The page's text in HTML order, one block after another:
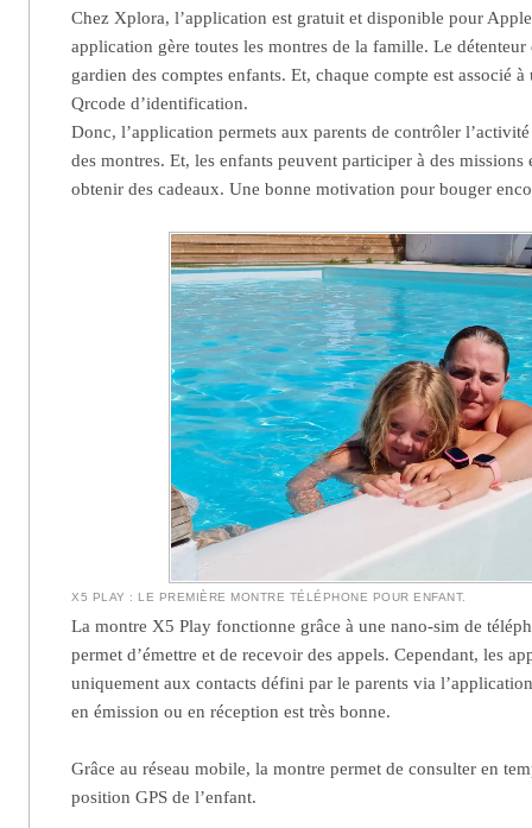
Chez Xplora, l’application est gratuit et disponible pour
application gère toutes les montres de la famille. Le
gardien des comptes enfants. Et, chaque compte est associé
Qrcode d’identification.
Donc, l’application permets aux parents de contrôler
des montres. Et, les enfants peuvent participer à des
obtenir des cadeaux. Une bonne motivation pour bouger
X5 PLAY : LE PREMIÈRE MONTRE TÉLÉPHONE POUR ENFANT.
La montre X5 Play fonctionne grâce à une nano-sim de
permet d’émettre et de recevoir des appels. Cependant, les
uniquement aux contacts défini par le parents via
en émission ou en réception est très bonne.
Grâce au réseau mobile, la montre permet de consulter en
position GPS de l’enfant.